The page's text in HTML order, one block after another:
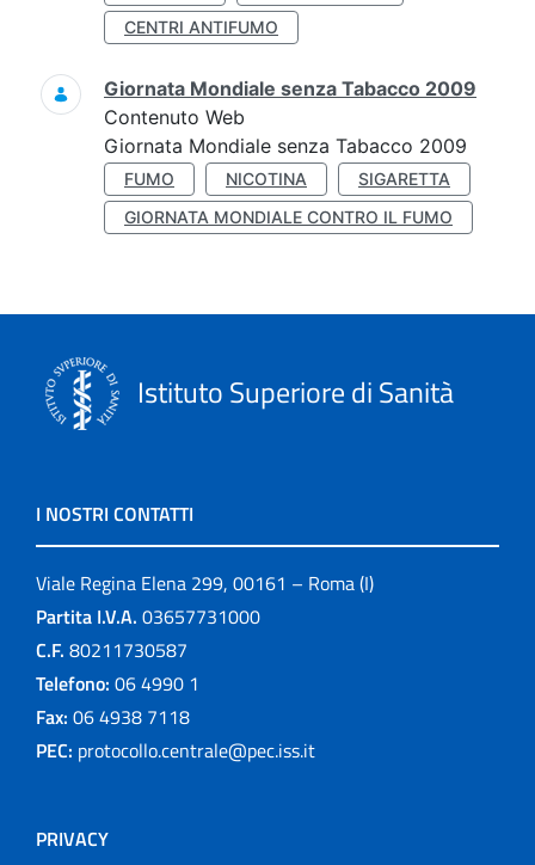
CENTRI ANTIFUMO
Giornata Mondiale senza Tabacco 2009
Contenuto Web
Giornata Mondiale senza Tabacco 2009
FUMO NICOTINA
SIGARETTA
GIORNATA MONDIALE CONTRO IL FUMO
Istituto Superiore di Sanità
I NOSTRI CONTATTI
Viale Regina Elena 299, 00161 – Roma (I)
Partita I.V.A. 03657731000
C.F. 80211730587
Telefono: 06 4990 1
Fax: 06 4938 7118
PEC: protocollo.centrale@pec.iss.it
PRIVACY